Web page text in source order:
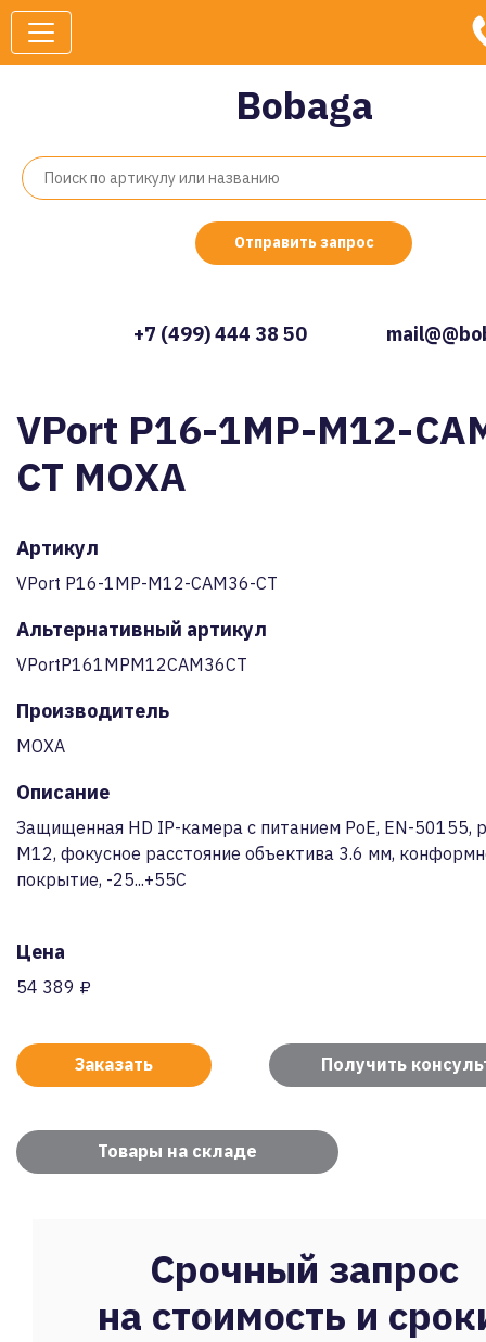
Bobaga
Отправить запрос
+7 (499) 444 38 50
VPort P16-1MP-M12-
CT MOXA
Артикул
VPort P16-1MP-M12-CAM36-CT
Альтернативный артикул
VPortP161MPM12CAM36CT
Производитель
MOXA
Описание
Защищенная HD IP-камера с питанием PoE, EN-50155,
М12, фокусное расстояние объектива 3.6 мм,
покрытие, -25...+55С
Цена
54 389 ₽
Заказать Получить
Товары на складе
Срочный запрос
на стоимость и